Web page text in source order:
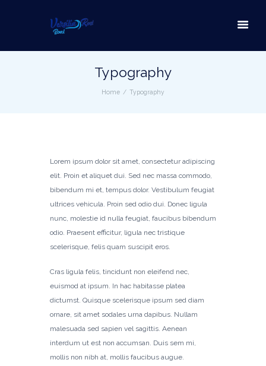
Typography
Home Typography
Lorem ipsum dolor sit amet, consectetur adipiscing
elit. Proin et aliquet dui. Sed nec massa commodo,
bibendum mi et, tempus dolor. Vestibulum feugiat
ultrices vehicula. Proin sed odio dui. Donec ligula
nunc, molestie id nulla feugiat, faucibus bibendum
odio. Praesent efficitur, ligula nec tristique
scelerisque, felis quam suscipit eros.
Cras ligula felis, tincidunt non eleifend nec,
euismod at ipsum. In hac habitasse platea
dictumst. Quisque scelerisque ipsum sed diam
ornare, sit amet sodales urna dapibus. Nullam
malesuada sed sapien vel sagittis. Aenean
interdum ut est non accumsan. Duis sem mi,
mollis non nibh at, mollis faucibus augue.